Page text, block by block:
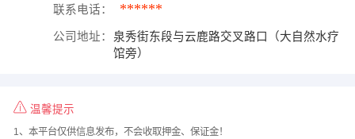
联系电话： ******
公司地址：
泉秀街东段与云鹿路交叉路口（大自然水疗
馆旁）
温馨提示
1、本平台仅供信息发布，不会收取押金、保证金！